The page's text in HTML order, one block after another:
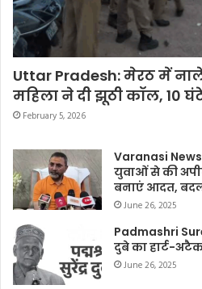
Uttar Pradesh: मेरठ में
महिला ने दी झूठी कॉल, 10
February 5, 2026
Varanasi
युवाओं से की
बनाएं आदत,
June 26, 2025
Padmashri
दुबे का हार्ट-
June 26, 2025